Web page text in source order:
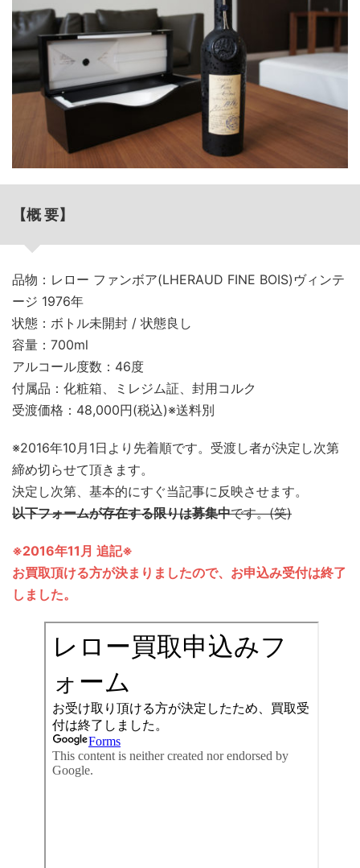
【概 要】
品物：レロー ファンボア(LHERAUD FINE BOIS)ヴィンテ
ージ 1976年
状態：ボトル未開封 / 状態良し
容量：700ml
アルコール度数：46度
付属品：化粧箱、ミレジム証、封用コルク
受渡価格：48,000円(税込)※送料別
※2016年10月1日より先着順です。受渡し者が決定し次第
締め切らせて頂きます。
決定し次第、基本的にすぐ当記事に反映させます。
以下フォームが存在する限りは募集中です。(笑)
※2016年11月 追記※
お買取頂ける方が決まりましたので、お申込み受付は終了
しました。